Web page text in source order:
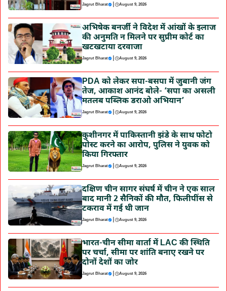
Jagrut Bharat | August 9, 2026
अभिषेक बनर्जी ने विदेश में आंखों के इलाज
की अनुमति न मिलने पर सुप्रीम कोर्ट का
खटखटाया दरवाजा
Jagrut Bharat | August 9, 2026
PDA को लेकर सपा-बसपा में जुबानी जंग
तेज, आकाश आनंद बोले- ‘सपा का असली
मतलब पब्लिक डराओ अभियान’
Jagrut Bharat | August 9, 2026
कुशीनगर में पाकिस्तानी झंडे के साथ फोटो
पोस्ट करने का आरोप, पुलिस ने युवक को
किया गिरफ्तार
Jagrut Bharat | August 9, 2026
दक्षिण चीन सागर संघर्ष में चीन ने एक साल
बाद मानी 2 सैनिकों की मौत, फिलीपींस से
टकराव में गई थी जान
Jagrut Bharat | August 9, 2026
भारत-चीन सीमा वार्ता में LAC की स्थिति
पर चर्चा, सीमा पर शांति बनाए रखने पर
दोनों देशों का जोर
Jagrut Bharat | August 9, 2026